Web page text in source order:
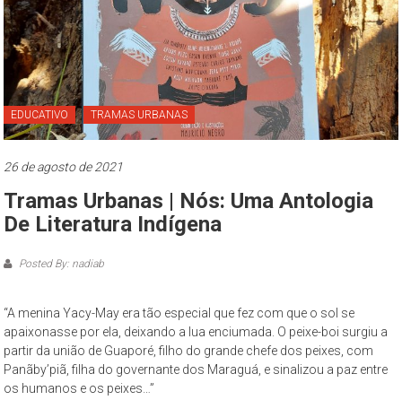
de
São
Paulo
O
da
Cidade
de
Paulo
complexo
cultural
museológico,
de
natureza
EDUCATIVO TRAMAS URBANAS
26 de agosto de 2021
Tramas Urbanas | Nós: Uma Antologia
De Literatura Indígena
Posted By: nadiab
“A menina Yacy-May era tão especial que fez com que o sol se
apaixonasse por ela, deixando a lua enciumada. O peixe-boi surgiu a
partir da união de Guaporé, filho do grande chefe dos peixes, com
Panãby’piã, filha do governante dos Maraguá, e sinalizou a paz entre
os humanos e os peixes…”